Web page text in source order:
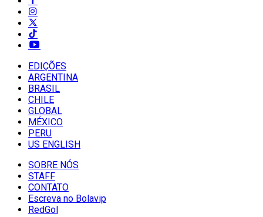
EDIÇÕES
ARGENTINA
BRASIL
CHILE
GLOBAL
MÉXICO
PERU
US ENGLISH
SOBRE NÓS
STAFF
CONTATO
Escreva no Bolavip
RedGol